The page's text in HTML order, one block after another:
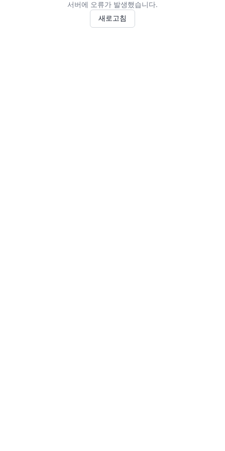
서버에 오류가 발생했습니다.
새로고침